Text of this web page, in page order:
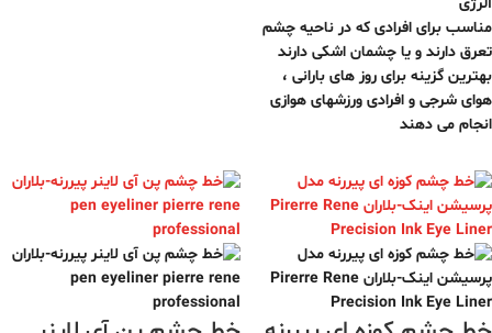
مناسب برای افرادی که در ناحیه چشم
تعرق دارند و یا چشمان اشکی دارند
بهترین گزینه برای روز های بارانی ،
هوای شرجی و افرادی ورزشهای هوازی
انجام می دهند